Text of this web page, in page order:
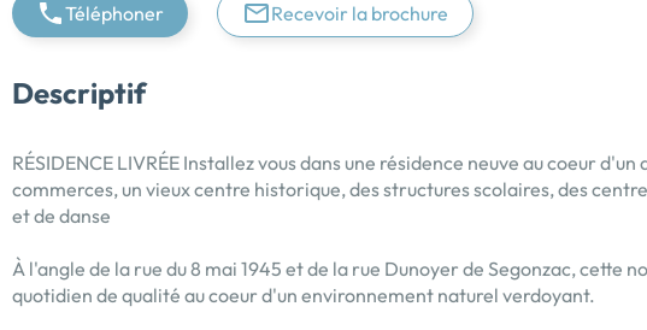
Téléphoner Recevoir la brochure
Descriptif
RÉSIDENCE LIVRÉE Installez vous dans une résidence neuve au coeur
commerces, un vieux centre historique, des structures scolaires, des
et de danse
À l'angle de la rue du 8 mai 1945 et de la rue Dunoyer de Segonzac, cette
quotidien de qualité au coeur d'un environnement naturel verdoyant.